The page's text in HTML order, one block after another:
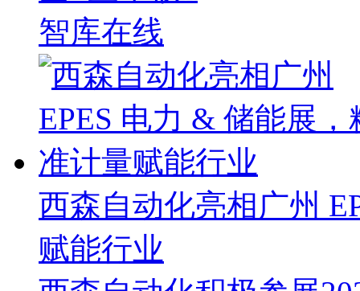
智库在线
西森自动化亮相广州
赋能行业